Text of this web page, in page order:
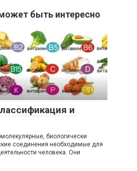
быть интересно
0
и
биологически
соединения необходимые для
человека. Они